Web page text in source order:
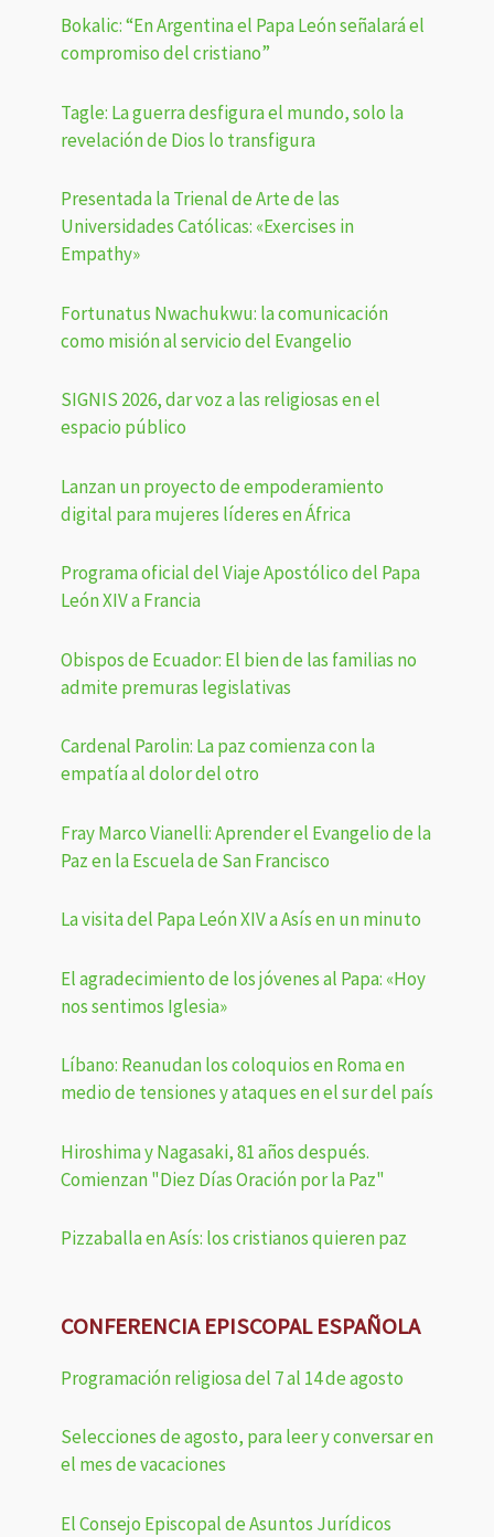
Bokalic: “En Argentina el Papa León señalará el
compromiso del cristiano”
Tagle: La guerra desfigura el mundo, solo la
revelación de Dios lo transfigura
Presentada la Trienal de Arte de las
Universidades Católicas: «Exercises in
Empathy»
Fortunatus Nwachukwu: la comunicación
como misión al servicio del Evangelio
SIGNIS 2026, dar voz a las religiosas en el
espacio público
Lanzan un proyecto de empoderamiento
digital para mujeres líderes en África
Programa oficial del Viaje Apostólico del Papa
León XIV a Francia
Obispos de Ecuador: El bien de las familias no
admite premuras legislativas
Cardenal Parolin: La paz comienza con la
empatía al dolor del otro
Fray Marco Vianelli: Aprender el Evangelio de la
Paz en la Escuela de San Francisco
La visita del Papa León XIV a Asís en un minuto
El agradecimiento de los jóvenes al Papa: «Hoy
nos sentimos Iglesia»
Líbano: Reanudan los coloquios en Roma en
medio de tensiones y ataques en el sur del país
Hiroshima y Nagasaki, 81 años después.
Comienzan "Diez Días Oración por la Paz"
Pizzaballa en Asís: los cristianos quieren paz
CONFERENCIA EPISCOPAL ESPAÑOLA
Programación religiosa del 7 al 14 de agosto
Selecciones de agosto, para leer y conversar en
el mes de vacaciones
El Consejo Episcopal de Asuntos Jurídicos